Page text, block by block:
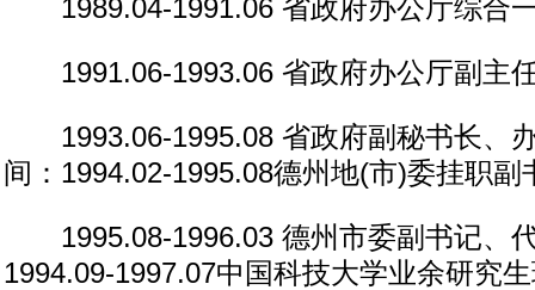
1989.04-1991.06 省政府办公厅综合
1991.06-1993.06 省政府办公厅副主
1993.06-1995.08 省政府副秘书长、
间：1994.02-1995.08德州地(市)委挂职副
1995.08-1996.03 德州市委副书记、
1994.09-1997.07中国科技大学业余研究